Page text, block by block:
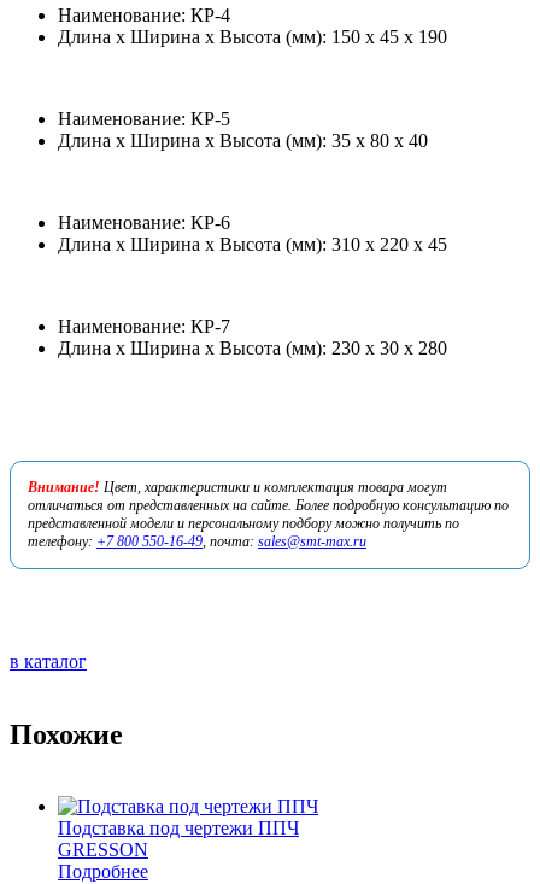
Наименование: КР-4
Длина х Ширина х Высота (мм): 150 х 45 х 190
Наименование: КР-5
Длина х Ширина х Высота (мм): 35 х 80 х 40
Наименование: КР-6
Длина х Ширина х Высота (мм): 310 х 220 х 45
Наименование: КР-7
Длина х Ширина х Высота (мм): 230 х 30 х 280
Внимание! Цвет, характеристики и комплектация товара могут
отличаться от представленных на сайте. Более подробную консультацию по
представленной модели и персональному подбору можно получить по
телефону: +7 800 550-16-49 , почта: sales@smt-max.ru
в каталог
Похожие
Подставка под чертежи ППЧ
GRESSON
Подробнее